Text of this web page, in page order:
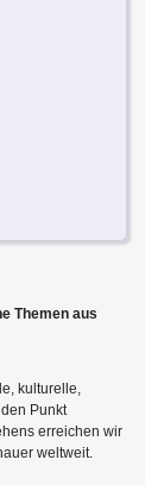
Themen aus
kulturelle,
Punkt
erreichen wir
weltweit.